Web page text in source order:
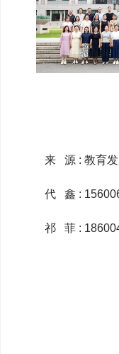
来 源 : 教育
代 鑫 :
祁 菲 :